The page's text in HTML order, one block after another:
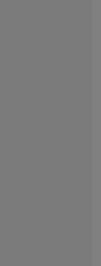
Sifon Inclus
care este